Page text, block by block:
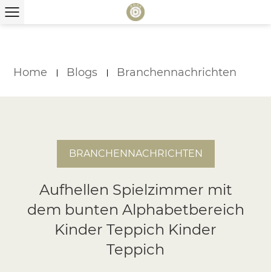
Home Blogs Branchennachrichten
BRANCHENNACHRICHTEN
Aufhellen Spielzimmer mit
dem bunten Alphabetbereich
Kinder Teppich Kinder
Teppich